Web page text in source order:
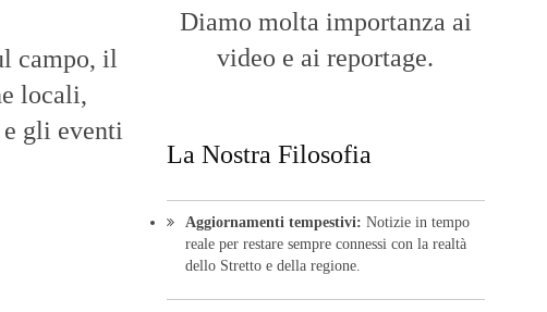
campo, il
locali,
gli eventi
Diamo molta importanza ai
video e ai reportage.
La Nostra Filosofia
Aggiornamenti tempestivi: Notizie in tempo
reale per restare sempre connessi con la realtà
dello Stretto e della regione.